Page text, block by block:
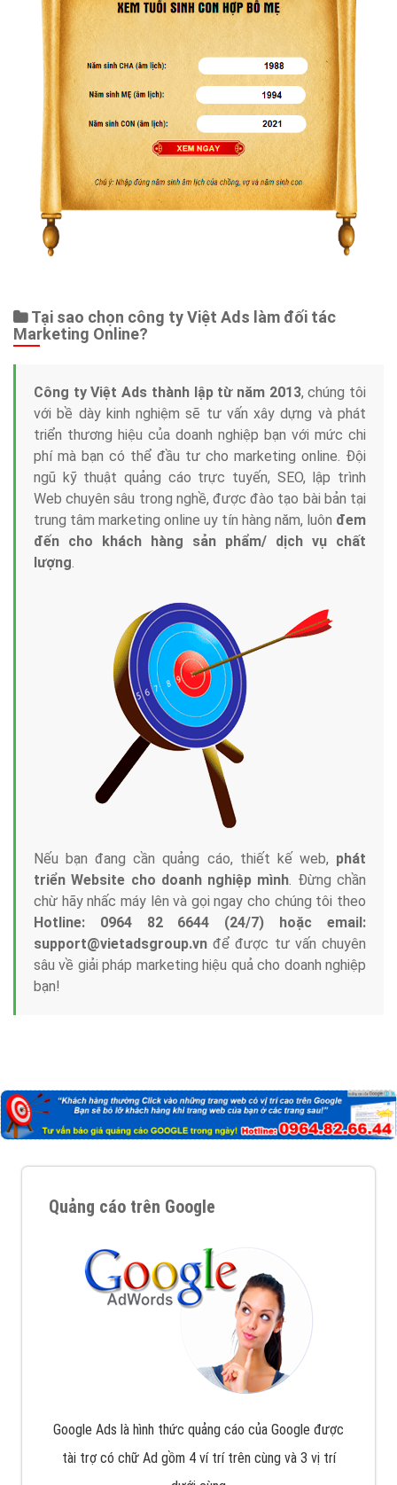
Tại sao chọn công ty Việt Ads làm đối tác
Marketing Online?
Công ty Việt Ads thành lập từ năm 2013, chúng tôi
với bề dày kinh nghiệm sẽ tư vấn xây dựng và phát
triển thương hiệu của doanh nghiệp bạn với mức chi
phí mà bạn có thể đầu tư cho marketing online. Đội
ngũ kỹ thuật quảng cáo trực tuyến, SEO, lập trình
Web chuyên sâu trong nghề, được đào tạo bài bản tại
trung tâm marketing online uy tín hàng năm, luôn đem
đến cho khách hàng sản phẩm/ dịch vụ chất
lượng.
Nếu bạn đang cần quảng cáo, thiết kế web, phát
triển Website cho doanh nghiệp mình. Đừng chần
chừ hãy nhấc máy lên và gọi ngay cho chúng tôi theo
Hotline: 0964 82 6644 (24/7) hoặc email:
support@vietadsgroup.vn để được tư vấn chuyên
sâu về giải pháp marketing hiệu quả cho doanh nghiệp
bạn!
Quảng cáo trên Google
Google Ads là hình thức quảng cáo của Google được
tài trợ có chữ Ad gồm 4 ví trí trên cùng và 3 vị trí